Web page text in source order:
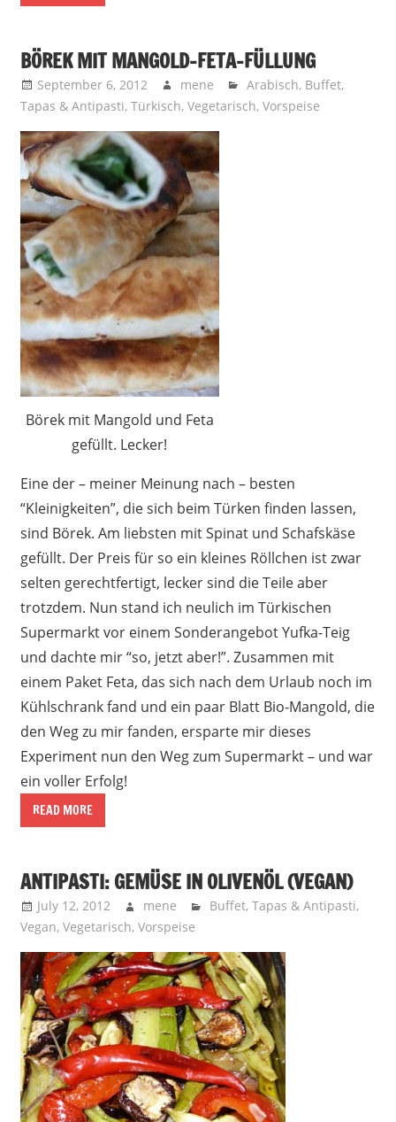
BÖREK MIT MANGOLD-FETA-FÜLLUNG
September 6, 2012 mene Arabisch, Buffet,
Tapas & Antipasti, Türkisch, Vegetarisch, Vorspeise
Börek mit Mangold und Feta
gefüllt. Lecker!
Eine der – meiner Meinung nach – besten
“Kleinigkeiten”, die sich beim Türken finden lassen,
sind Börek. Am liebsten mit Spinat und Schafskäse
gefüllt. Der Preis für so ein kleines Röllchen ist zwar
selten gerechtfertigt, lecker sind die Teile aber
trotzdem. Nun stand ich neulich im Türkischen
Supermarkt vor einem Sonderangebot Yufka-Teig
und dachte mir “so, jetzt aber!”. Zusammen mit
einem Paket Feta, das sich nach dem Urlaub noch im
Kühlschrank fand und ein paar Blatt Bio-Mangold, die
den Weg zu mir fanden, ersparte mir dieses
Experiment nun den Weg zum Supermarkt – und war
ein voller Erfolg!
READ MORE
ANTIPASTI: GEMÜSE IN OLIVENÖL (VEGAN)
July 12, 2012 mene Buffet,Tapas & Antipasti,
Vegan, Vegetarisch, Vorspeise